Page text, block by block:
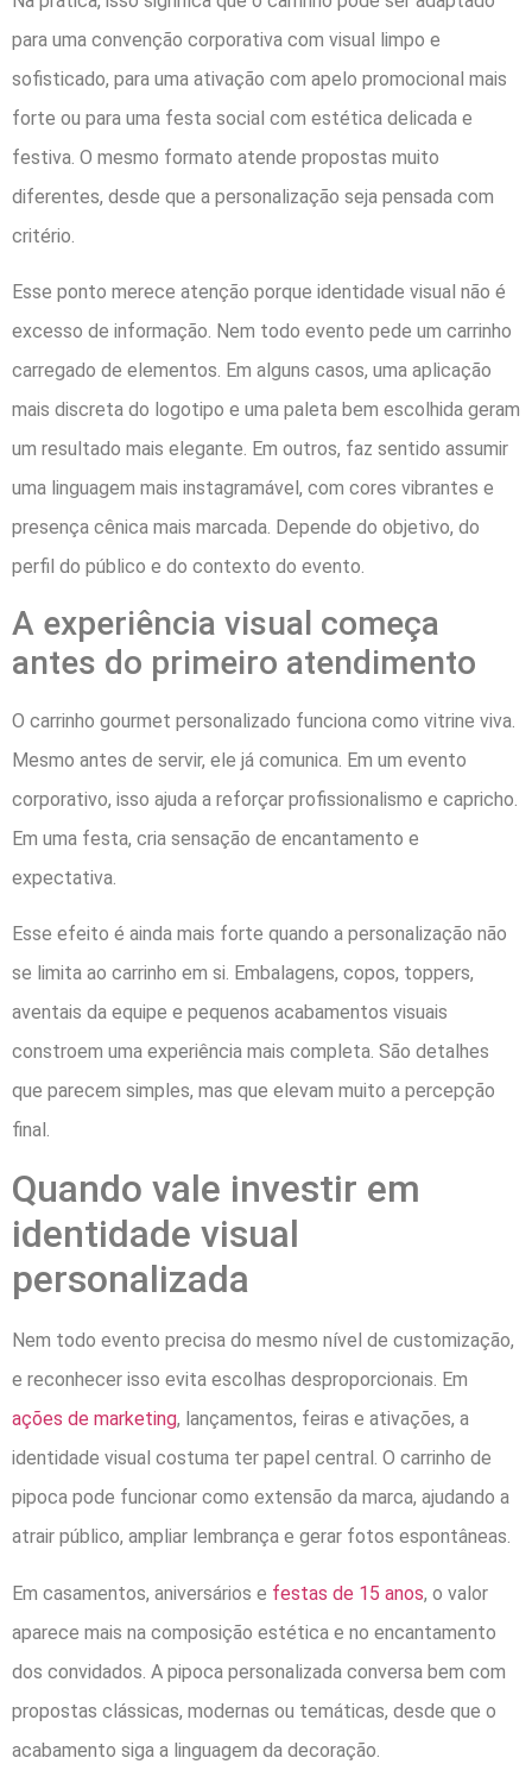
para uma convenção corporativa com visual limpo e
sofisticado, para uma ativação com apelo promocional mais
forte ou para uma festa social com estética delicada e
festiva. O mesmo formato atende propostas muito
diferentes, desde que a personalização seja pensada com
critério.
Esse ponto merece atenção porque identidade visual não é
excesso de informação. Nem todo evento pede um carrinho
carregado de elementos. Em alguns casos, uma aplicação
mais discreta do logotipo e uma paleta bem escolhida geram
um resultado mais elegante. Em outros, faz sentido assumir
uma linguagem mais instagramável, com cores vibrantes e
presença cênica mais marcada. Depende do objetivo, do
perfil do público e do contexto do evento.
A experiência visual começa
antes do primeiro atendimento
O carrinho gourmet personalizado funciona como vitrine viva.
Mesmo antes de servir, ele já comunica. Em um evento
corporativo, isso ajuda a reforçar profissionalismo e capricho.
Em uma festa, cria sensação de encantamento e
expectativa.
Esse efeito é ainda mais forte quando a personalização não
se limita ao carrinho em si. Embalagens, copos, toppers,
aventais da equipe e pequenos acabamentos visuais
constroem uma experiência mais completa. São detalhes
que parecem simples, mas que elevam muito a percepção
final.
Quando vale investir em
identidade visual
personalizada
Nem todo evento precisa do mesmo nível de customização,
e reconhecer isso evita escolhas desproporcionais. Em
ações de marketing, lançamentos, feiras e ativações, a
identidade visual costuma ter papel central. O carrinho de
pipoca pode funcionar como extensão da marca, ajudando a
atrair público, ampliar lembrança e gerar fotos espontâneas.
Em casamentos, aniversários e festas de 15 anos, o valor
aparece mais na composição estética e no encantamento
dos convidados. A pipoca personalizada conversa bem com
propostas clássicas, modernas ou temáticas, desde que o
acabamento siga a linguagem da decoração.